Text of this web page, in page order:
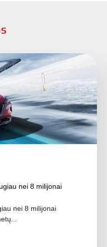
nei 8 milijonai
nei 8 milijonai